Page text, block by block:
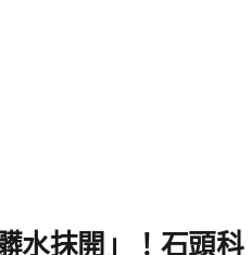
水抹開」！石頭科